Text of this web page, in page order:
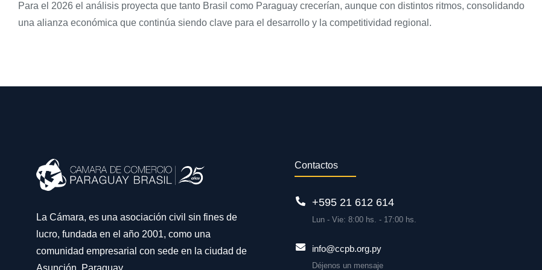
Para el 2026 el análisis proyecta que tanto Brasil como Paraguay crecerían, aunque con distintos ritmos, consolidando
una alianza económica que continúa siendo clave para el desarrollo y la competitividad regional.
La Cámara, es una asociación civil sin fines de
lucro, fundada en el año 2001, como una
comunidad empresarial con sede en la ciudad de
Asunción, Paraguay.
Contactos
+595 21 612 614
Lun - Vie: 8:00 hs. - 17:00 hs.
info@ccpb.org.py
Déjenos un mensaje